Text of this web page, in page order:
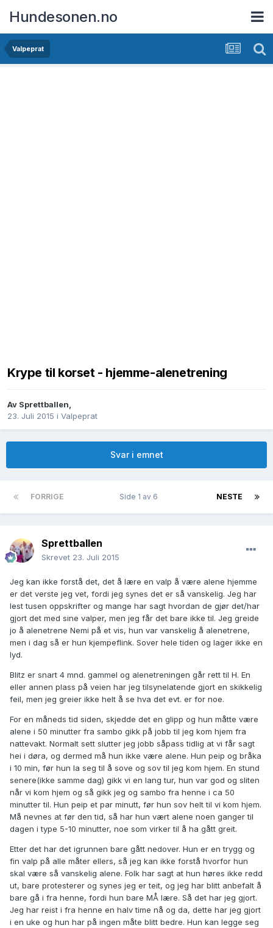
Hundesonen.no
Valpeprat
Krype til korset - hjemme-alenetrening
Av Sprettballen,
23. Juli 2015 i Valpeprat
Svar i emnet
FORRIGE NESTE
Side 1 av 6
Sprettballen
Skrevet 23. Juli 2015
Jeg kan ikke forstå det, det å lære en valp å være alene hjemme
er det verste jeg vet, fordi jeg synes det er så vanskelig. Jeg har
lest tusen oppskrifter og mange har sagt hvordan de gjør det/har
gjort det med sine valper, men jeg får det bare ikke til. Jeg greide
jo å alenetrene Nemi på et vis, hun var vanskelig å alenetrene,
men i dag så er hun kjempeflink. Sover hele tiden og lager ikke en
lyd.
Blitz er snart 4 mnd. gammel og alenetreningen går rett til H. En
eller annen plass på veien har jeg tilsynelatende gjort en skikkelig
feil, men jeg greier ikke helt å se hva det evt. er for noe.
For en måneds tid siden, skjedde det en glipp og hun måtte være
alene i 50 minutter fra sambo gikk på jobb til jeg kom hjem fra
nattevakt. Normalt sett slutter jeg jobb såpass tidlig at vi får sagt
hei i døra, og dermed må hun ikke være alene. Hun peip og bråka
i 10 min, før hun la seg til å sove og sov til jeg kom hjem. En stund
senere(ikke samme dag) gikk vi en lang tur, hun var god og sliten
når vi kom hjem og så gikk jeg og sambo fra henne i ca 50
minutter til. Hun peip et par minutt, før hun sov helt til vi kom hjem.
Må nevnes at før den tid, så har hun vært alene noen ganger til
dagen i type 5-10 minutter, noe som virker til å ha gått greit.
Etter det har det igrunnen bare gått nedover. Hun er en trygg og
fin valp på alle måter ellers, så jeg kan ikke forstå hvorfor hun
skal være så vanskelig alene. Folk har sagt at hun høres ikke redd
ut, bare protesterer og synes jeg er teit, og jeg har blitt anbefalt å
bare gå i fra henne, fordi hun bare MÅ lære. Så det har jeg gjort.
Jeg har reist i fra henne en halv time nå og da, dette har jeg gjort
i en uke og hun har på ingen måte blitt bedre. Hun kan legge seg